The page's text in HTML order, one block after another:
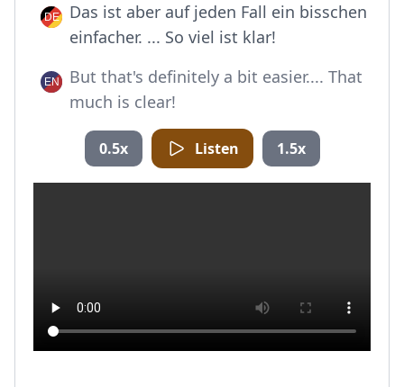
Das ist aber auf jeden Fall ein bisschen
einfacher. ... So viel ist klar!
But that's definitely a bit easier.... That
much is clear!
0.5x Listen 1.5x